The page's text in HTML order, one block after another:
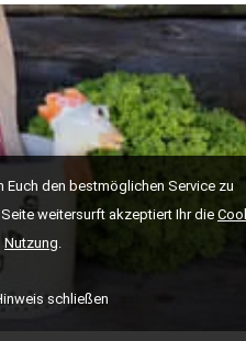
Euch den bestmöglichen Service zu
weitersurft akzeptiert Ihr die
Nutzung.
schließen